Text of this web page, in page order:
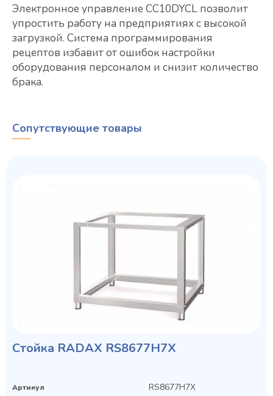
Электронное управление CC10DYCL позволит
упростить работу на предприятиях с высокой
загрузкой. Система программирования
рецептов избавит от ошибок настройки
оборудования персоналом и снизит количество
брака.
Колода разрубочная КР-5/5
Сопутствующие товары
Cтойка RADAX RS8677H7X
Артикул RS8677H7X